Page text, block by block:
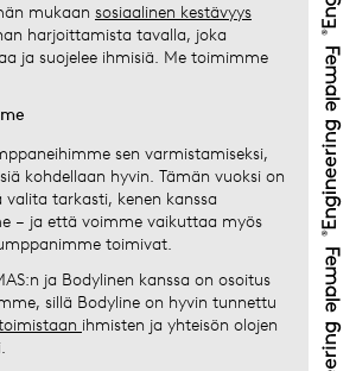
mukaan sosiaalinen kestävyys
harjoittamista tavalla, joka
ja suojelee ihmisiä. Me toimimme
sen varmistamiseksi,
kohdellaan hyvin. Tämän vuoksi on
tarkasti, kenen kanssa
– ja että voimme vaikuttaa myös
toimivat.
ja Bodylinen kanssa on osoitus
sillä Bodyline on hyvin tunnettu
ihmisten ja yhteisön olojen